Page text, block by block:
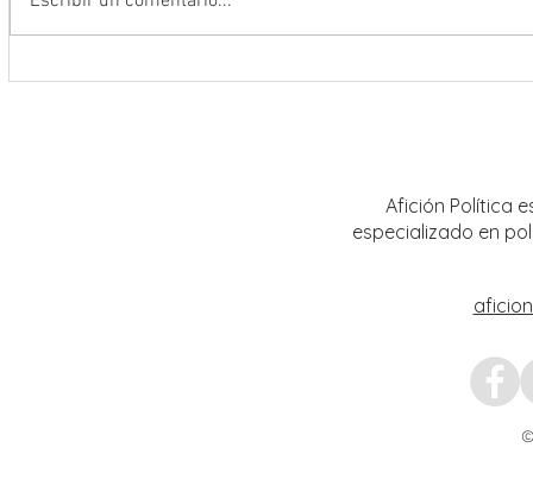
Afición Política
especializado en